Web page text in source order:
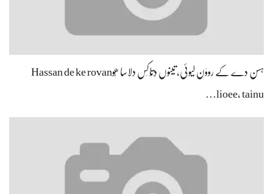
ہسن دے کے رووَن لیوئی، تینوں دِتّاکِس دلاسا ھُوHassan de ke rovan
lioee, tainu…